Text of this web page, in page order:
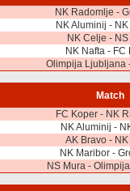
NK Radomlje -
NK Aluminij -
NK Celje -
NK Nafta - FC
Olimpija Ljubljana
Match
FC Koper - NK
NK Aluminij -
AK Bravo -
NK Maribor -
NS Mura -